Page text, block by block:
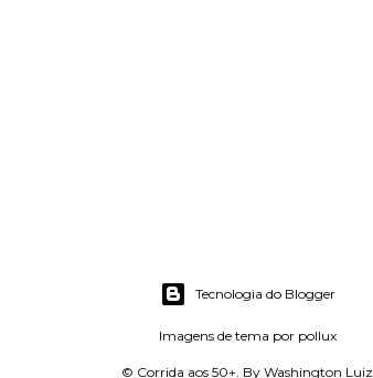
Tecnologia do Blogger
Imagens de tema por pollux
© Corrida aos 50+. By Washington Luiz